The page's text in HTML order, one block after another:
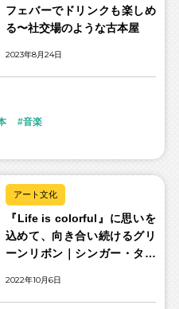
フェバーでドリンクも楽しめ
る〜社交場のような古本屋
2023年8月24日
音楽
アート文化
『Life is colorful』に思いを
込めて、向き合い続けるグリ
ーンリボン｜シンガー・タレ
2022年10月6日